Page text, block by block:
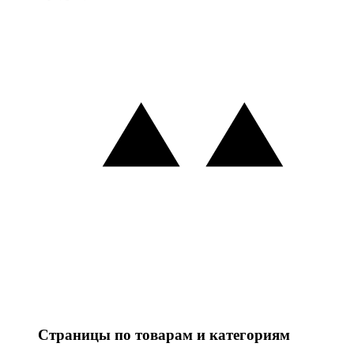
Страницы по товарам и категориям